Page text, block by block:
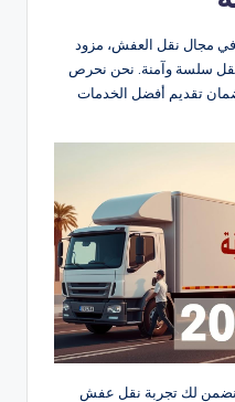
مجال نقل العفش، مزود
سلسة وآمنة. نحن نحرص
تقديم أفضل الخدمات
نضمن لك تجربة نقل عفش